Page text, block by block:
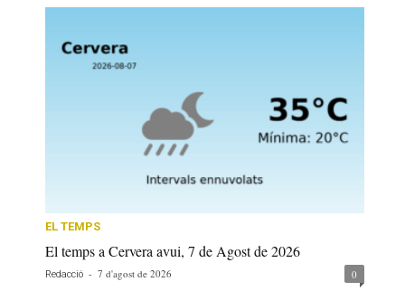
EL TEMPS
El temps a Cervera avui, 7 de Agost de 2026
Redacció - 7 d'agost de 2026 0